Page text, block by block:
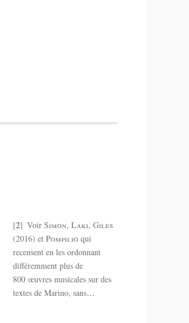
2 Voir Simon, Laki, Giles
(2016) et Pompilioqui
recensent en les ordonnant
différemment plus de
800 œuvres musicales sur des
textes de Marino, sans…